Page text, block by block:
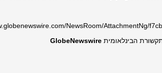
NewsRoom/AttachmentNg/
הבינלאומית GlobeNewswire